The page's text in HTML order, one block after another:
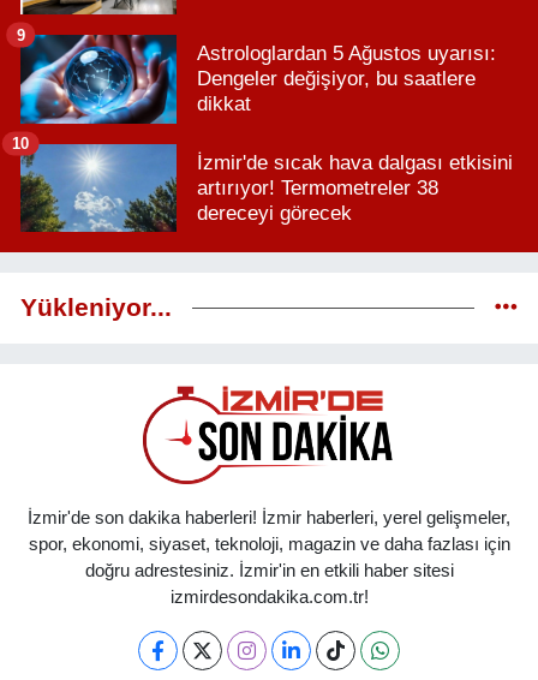
Astrologlardan 5 Ağustos uyarısı:
Dengeler değişiyor, bu saatlere
dikkat
9
İzmir'de sıcak hava dalgası etkisini
artırıyor! Termometreler 38
dereceyi görecek
10
Yükleniyor...
İzmir'de son dakika haberleri! İzmir haberleri, yerel gelişmeler,
spor, ekonomi, siyaset, teknoloji, magazin ve daha fazlası için
doğru adrestesiniz. İzmir'in en etkili haber sitesi
izmirdesondakika.com.tr!